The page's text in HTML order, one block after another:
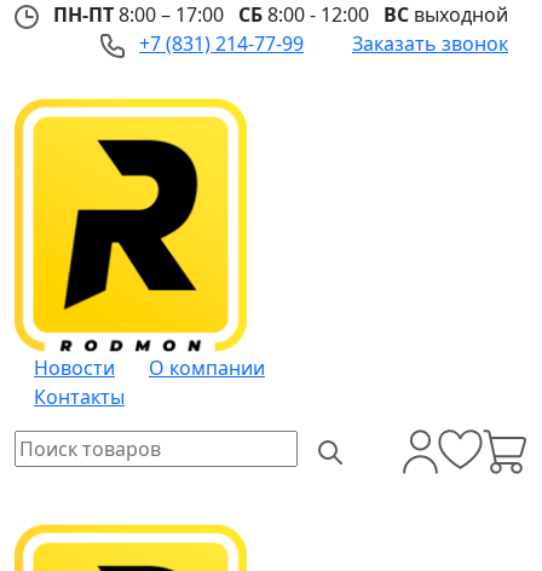
ПН-ПТ8:00 – 17:00 СБ8:00 - 12:00 ВС выходной
+7 (831) 214-77-99
Заказать звонок
Новости
О компании
Контакты